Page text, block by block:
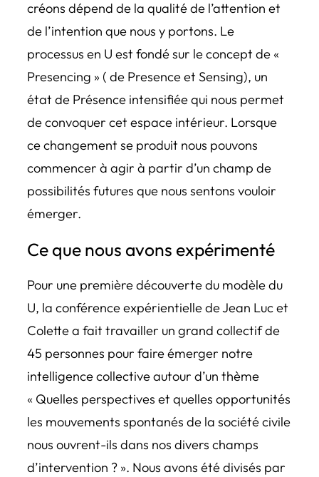
créons dépend de la qualité de l’attention et
de l’intention que nous y portons. Le
processus en U est fondé sur le concept de «
Presencing » ( de Presence et Sensing), un
état de Présence intensifiée qui nous permet
de convoquer cet espace intérieur. Lorsque
ce changement se produit nous pouvons
commencer à agir à partir d’un champ de
possibilités futures que nous sentons vouloir
émerger.
Ce que nous avons expérimenté
Pour une première découverte du modèle du
U, la conférence expérientielle de Jean Luc et
Colette a fait travailler un grand collectif de
45 personnes pour faire émerger notre
intelligence collective autour d’un thème
« Quelles perspectives et quelles opportunités
les mouvements spontanés de la société civile
nous ouvrent-ils dans nos divers champs
d’intervention ? ». Nous avons été divisés par